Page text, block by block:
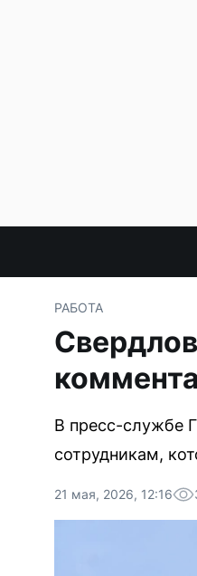
РАБОТА
В пресс-службе
сотрудникам,
21 мая, 2026, 12:16